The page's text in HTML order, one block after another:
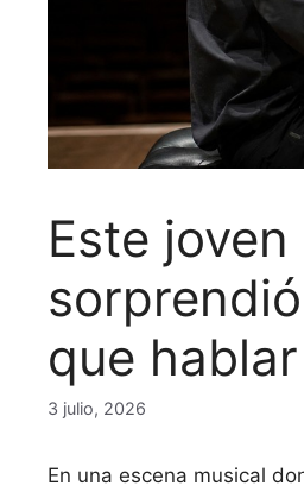
Este
que
3 julio, 2026
En una escena musical